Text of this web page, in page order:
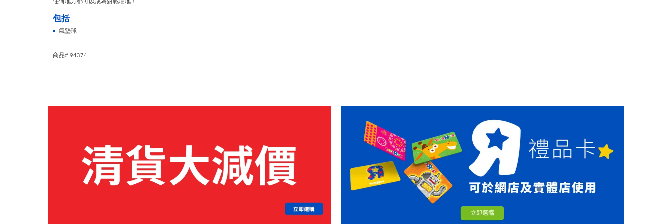
包括
氣墊球
商品# 94374